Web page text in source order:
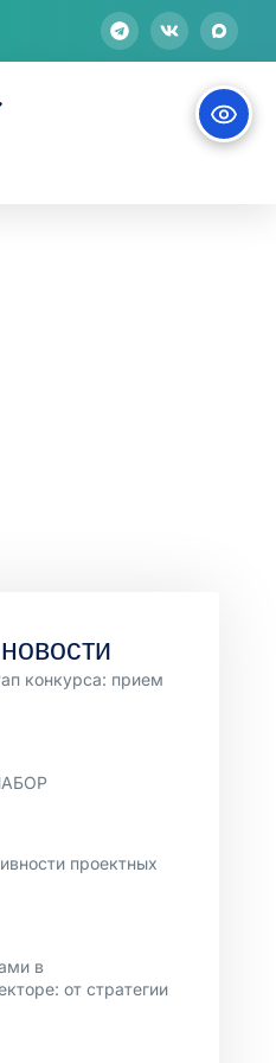
конкурса: прием
проектных
в
от стратегии